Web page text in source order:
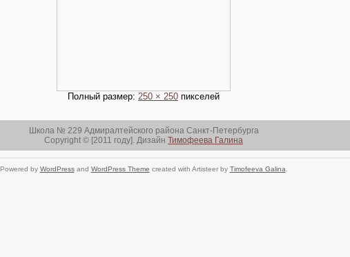
Полный размер: 250 × 250 пикселей
Школа № 229 Адмиралтейского района Санкт-Петербурга
Copyright © [2011 году]. Дизайн Тимофеева Галина
Powered by WordPressand WordPress Theme created with Artisteer by Timofeeva Galina